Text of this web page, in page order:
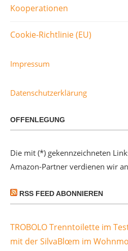
Kooperationen
Cookie-Richtlinie (EU)
Impressum
Datenschutzerklärung
OFFENLEGUNG
Die mit (*) gekennzeichneten
Amazon-Partner verdienen wir
RSS FEED ABONNIEREN
TROBOLO Trenntoilette im
mit der SilvaBlœm im